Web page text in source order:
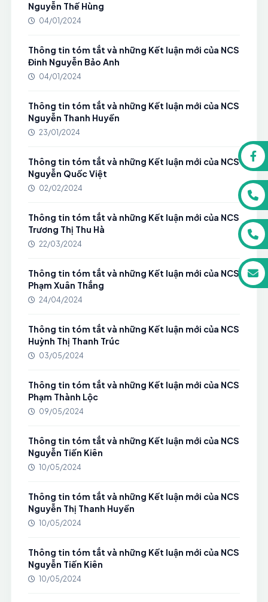
Nguyễn Thế Hùng
04/01/2024
Thông tin tóm tắt và những Kết luận mới của NCS
Đinh Nguyễn Bảo Anh
04/01/2024
Thông tin tóm tắt và những Kết luận mới của NCS
Nguyễn Thanh Huyền
23/01/2024
Thông tin tóm tắt và những Kết luận mới của NCS
Nguyễn Quốc Việt
02/02/2024
Thông tin tóm tắt và những Kết luận mới của NCS
Trương Thị Thu Hà
22/03/2024
Thông tin tóm tắt và những Kết luận mới của NCS
Phạm Xuân Thắng
24/04/2024
Thông tin tóm tắt và những Kết luận mới của NCS
Huỳnh Thị Thanh Trúc
03/05/2024
Thông tin tóm tắt và những Kết luận mới của NCS
Phạm Thành Lộc
09/05/2024
Thông tin tóm tắt và những Kết luận mới của NCS
Nguyễn Tiến Kiên
10/05/2024
Thông tin tóm tắt và những Kết luận mới của NCS
Nguyễn Thị Thanh Huyền
10/05/2024
Thông tin tóm tắt và những Kết luận mới của NCS
Nguyễn Tiến Kiên
10/05/2024